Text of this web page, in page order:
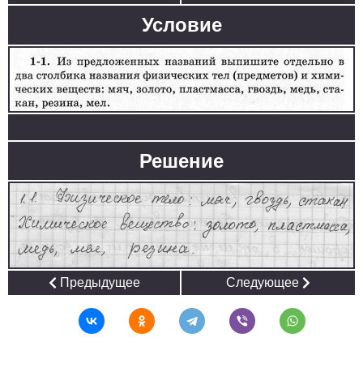
Условие
Решение
Предыдущее Следующее